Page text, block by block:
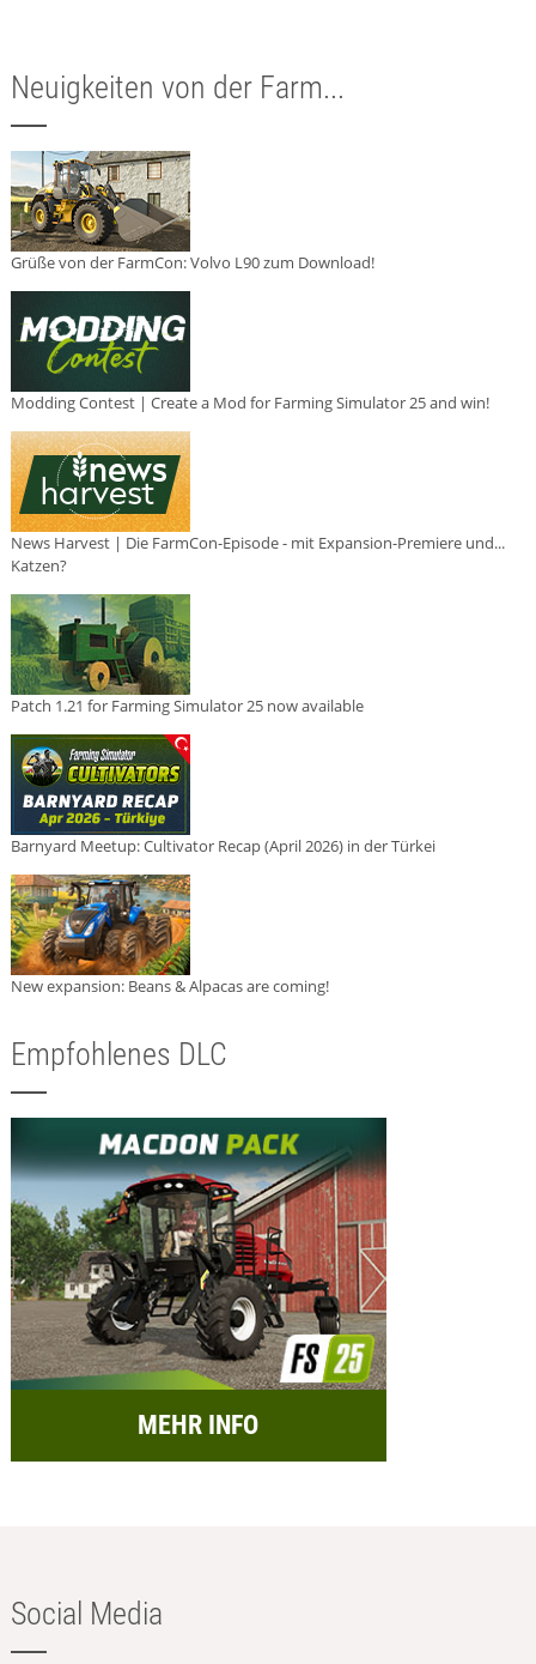
Neuigkeiten von der Farm...
Grüße von der FarmCon: Volvo L90 zum Download!
Modding Contest | Create a Mod for Farming Simulator 25 and win!
News Harvest | Die FarmCon-Episode - mit Expansion-Premiere und...
Katzen?
Patch 1.21 for Farming Simulator 25 now available
Barnyard Meetup: Cultivator Recap (April 2026) in der Türkei
New expansion: Beans & Alpacas are coming!
Empfohlenes DLC
MEHR INFO
Social Media